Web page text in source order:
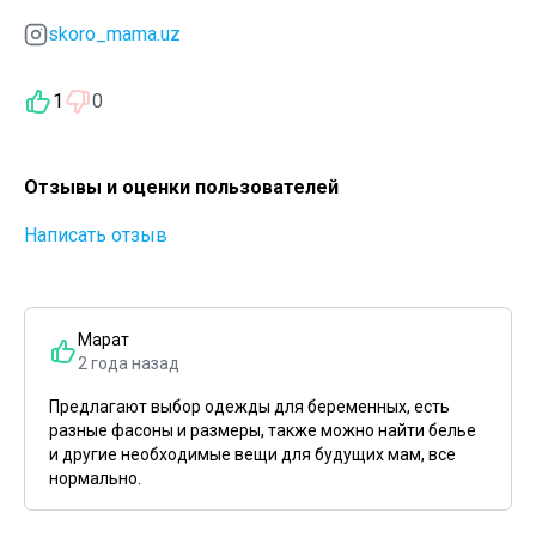
skoro_mama.uz
1 0
Отзывы и оценки пользователей
Написать отзыв
Марат
2 года назад
Предлагают выбор одежды для беременных, есть
разные фасоны и размеры, также можно найти белье
и другие необходимые вещи для будущих мам, все
нормально.